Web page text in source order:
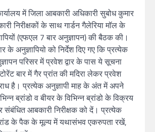
में जिला आबकारी अधिकारी सुबोध कुमार
निरीक्षकों के साथ गार्डन गैलेरिया मॉल के
(एफएल 7 बार अनुज्ञापन) की बैठक की।
के अनुज्ञापियो को निर्देश दिए गए कि प्रत्येक
परिसर में प्रवेश द्वार के पास ये सूचना
बार में गैर प्रांत की मदिरा लेकर प्रवेश
है। प्रत्येक अनुज्ञापी माह के अंत में अपने
ब्रांडो व बीयर के विभिन्न ब्रांडो के विक्रय
संबंधित आबकारी निरीक्षक को दें। प्रत्येक
के पैक के मूल्य में यथासंभव एकरुपता रखें,